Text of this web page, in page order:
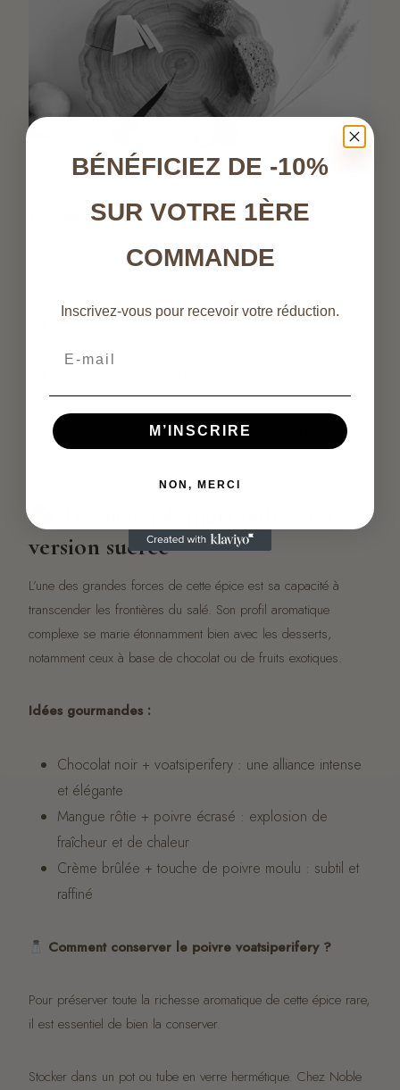
Le poivre voatsiperifery moulu offre une diffusion rapide de ses
arômes. Il est recommandé pour :
Les sauces crémeuses
Les vinaigrettes
Astuce : Utilisez un moulin à poivre de qualité pour
préserver la finesse des arômes.
version sucrée
L’une des grandes forces de cette épice est sa capacité à
transcender les frontières du salé. Son profil aromatique
complexe se marie étonnamment bien avec les desserts,
notamment ceux à base de chocolat ou de fruits exotiques.
Idées gourmandes :
Chocolat noir + voatsiperifery : une alliance intense
et élégante
Mangue rôtie + poivre écrasé : explosion de
fraîcheur et de chaleur
Crème brûlée + touche de poivre moulu : subtil et
raffiné
Comment conserver le poivre voatsiperifery ?
Pour préserver toute la richesse aromatique de cette épice rare,
il est essentiel de bien la conserver.
Stocker dans un pot ou tube en verre hermétique. Chez Noble
BÉNÉFICIEZ DE -10%
SUR VOTRE 1ÈRE
COMMANDE
Inscrivez-vous pour recevoir votre réduction.
M’INSCRIRE
NON, MERCI